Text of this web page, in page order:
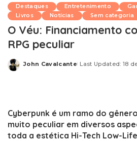
Destaques Entretenimento
Livros
Notícias Sem categoria
O Véu: Financiamento
RPG peculiar
Posted
John Cavalcante Last Updated: 18
Cyberpunk é um ramo do
muito peculiar em diversos
toda a estética Hi-Tech Low-